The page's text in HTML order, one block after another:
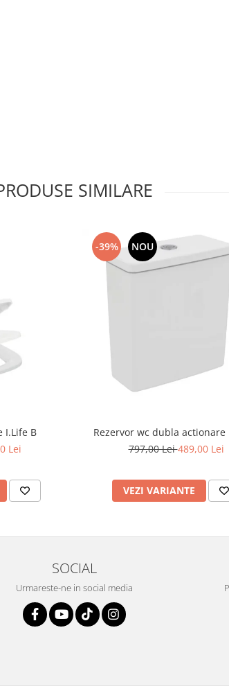
SIMILARE
I.Life B
Lei
-39% NOU
Rezervor wc dubla actionare
797,00 Lei489,00 Lei
VEZI VARIANTE
SOCIAL
Urmareste-ne in social media